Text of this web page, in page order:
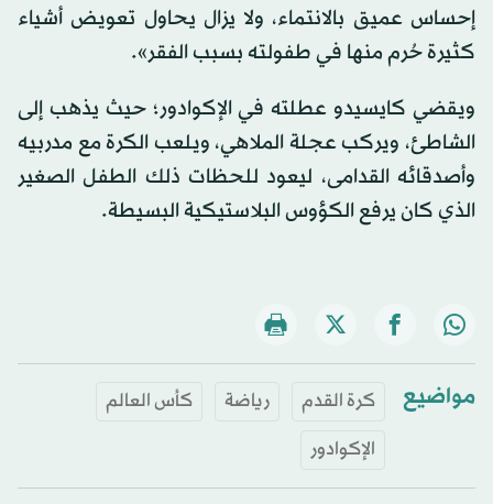
إحساس عميق بالانتماء، ولا يزال يحاول تعويض أشياء
كثيرة حُرم منها في طفولته بسبب الفقر».
ويقضي كايسيدو عطلته في الإكوادور؛ حيث يذهب إلى
الشاطئ، ويركب عجلة الملاهي، ويلعب الكرة مع مدربيه
وأصدقائه القدامى، ليعود للحظات ذلك الطفل الصغير
الذي كان يرفع الكؤوس البلاستيكية البسيطة.
مواضيع كرة القدم رياضة
كأس العالم
الإكوادور